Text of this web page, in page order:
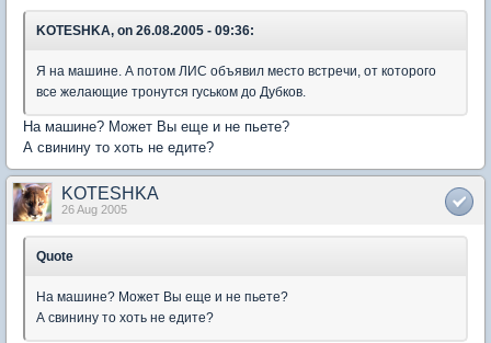
KOTESHKA, on 26.08.2005 - 09:36:
Я на машине. А потом ЛИС объявил место встречи, от которого
все желающие тронутся гуськом до Дубков.
На машине? Может Вы еще и не пьете?
А свинину то хоть не едите?
KOTESHKA
26 Aug 2005
Quote
На машине? Может Вы еще и не пьете?
А свинину то хоть не едите?